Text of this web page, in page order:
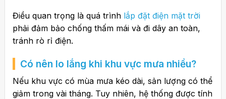
Điều quan trọng là quá trình lắp đặt điện mặt trời
phải đảm bảo chống thấm mái và đi dây an toàn,
tránh rò rỉ điện.
Có nên lo lắng khi khu vực mưa nhiều?
Nếu khu vực có mùa mưa kéo dài, sản lượng có thể
giảm trong vài tháng. Tuy nhiên, hệ thống được tính